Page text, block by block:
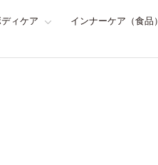
ィケア インナーケア（食品）